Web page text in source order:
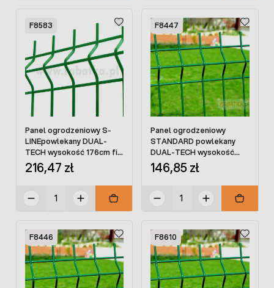
F8583
Panel ogrodzeniowy S-
LINEpowlekany DUAL-
TECH wysokość 176cm fi 5
mm
216,47 zł
F8447
Panel ogrodzeniowy
STANDARD powlekany
DUAL-TECH wysokość
136cm
146,85 zł
F8446 F8610